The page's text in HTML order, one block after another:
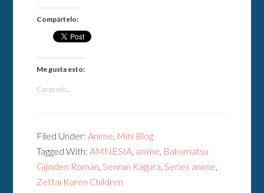
Compártelo:
Me gusta esto:
Cargando...
Filed Under:Anime, Mini Blog
Tagged With:AMNESIA, anime, Bakumatsu
Gijinden Roman,Senran Kagura,Series anime,
Zettai Karen Children